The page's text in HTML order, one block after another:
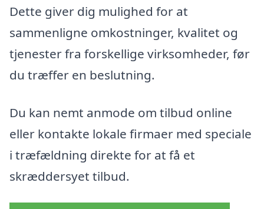
Dette giver dig mulighed for at
sammenligne omkostninger, kvalitet og
tjenester fra forskellige virksomheder, før
du træffer en beslutning.
Du kan nemt anmode om tilbud online
eller kontakte lokale firmaer med speciale
i træfældning direkte for at få et
skræddersyet tilbud.